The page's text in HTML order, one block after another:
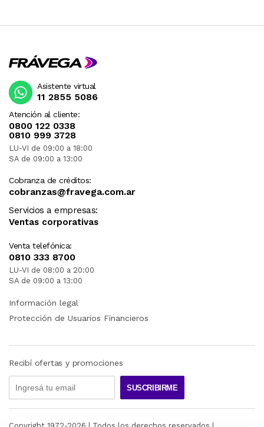
Atención al cliente:
0800 122 0338
0810 999 3728
LU-VI de 09:00 a 18:00
SA de 09:00 a 13:00
Cobranza de créditos:
cobranzas@fravega.com.ar
Servicios a empresas:
Ventas corporativas
Venta telefónica:
0810 333 8700
LU-VI de 08:00 a 20:00
SA de 09:00 a 13:00
Asistente virtual
11 2855 5086
Información legal
Protección de Usuarios Financieros
Recibí ofertas y promociones
SUSCRIBIRME